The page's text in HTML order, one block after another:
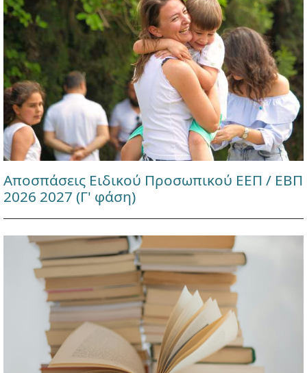
Αποσπάσεις Ειδικού Προσωπικού ΕΕΠ / ΕΒΠ
2026 2027 (Γ' φάση)